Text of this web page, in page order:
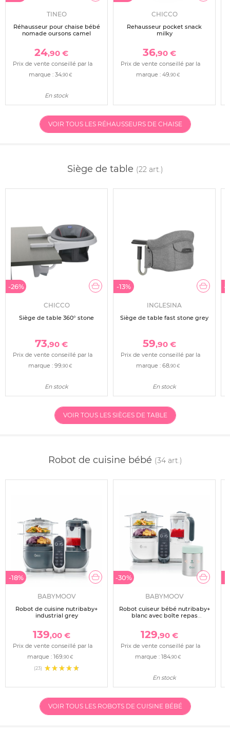
TINEO
Réhausseur pour chaise bébé
nomade oursons camel
24,90 €
Prix de vente conseillé par la
marque : 34,90 €
En stock
CHICCO
Rehausseur pocket snack
milky
36,90 €
Prix de vente conseillé par la
marque : 49,90 €
VOIR TOUS LES RÉHAUSSEURS DE CHAISE
Siège de table (22 art.)
-26%
CHICCO
Siège de table 360° stone
73,90 €
Prix de vente conseillé par la
marque : 99,90 €
En stock
-13%
INGLESINA
Siège de table fast stone grey
59,90 €
Prix de vente conseillé par la
marque : 68,90 €
En stock
-
VOIR TOUS LES SIÈGES DE TABLE
Robot de cuisine bébé (34 art.)
-18%
BABYMOOV
Robot de cuisine nutribaby+
industrial grey
139,00 €
Prix de vente conseillé par la
marque : 169,90 €
(23)
-30%
BABYMOOV
Robot cuiseur bébé nutribaby+
blanc avec boîte repas
129,90 €
Prix de vente conseillé par la
marque : 184,90 €
En stock
VOIR TOUS LES ROBOTS DE CUISINE BÉBÉ